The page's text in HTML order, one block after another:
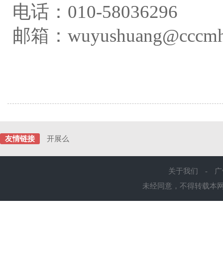
电话：010-58036296
邮箱：
友情链接 开展么
关于我们 -
未经同意，不得转载本